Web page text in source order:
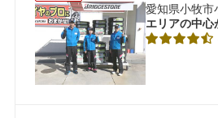
愛知県小牧市
エリアの中心